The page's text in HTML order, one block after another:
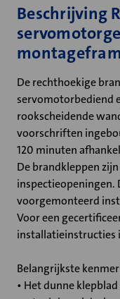
Beschrijving
De rechthoekige
servomotorbediend
rookscheidende
voorschriften
120 minuten
De brandkleppen
inspectieopeningen.
voorgemonteerd
Voor een
installatieinstructies
Belangrijkste
• Het dunne